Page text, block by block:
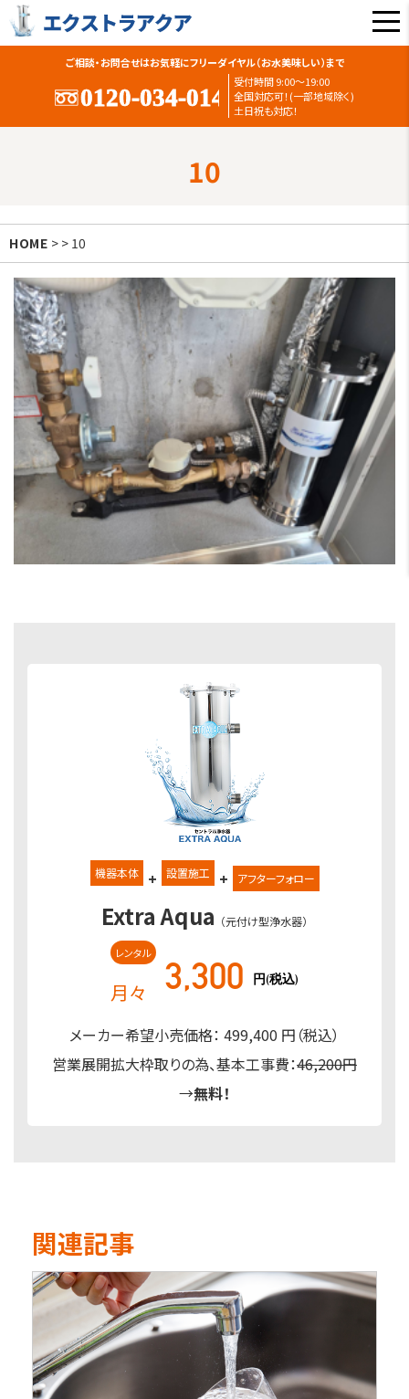
ご相談・お問合せはお気軽にフリーダイヤル（お水美味しい）まで
受付時間 9:00〜19:00
全国対応可！(一部地域除く)
土日祝も対応！
10
HOME > > 10
機器本体 + 設置施工 + アフターフォロー
Extra Aqua （元付け型浄水器）
レンタル
月々 3,300 円(税込)
メーカー希望小売価格： 499,400 円（税込）
営業展開拡大枠取りの為、基本工事費：46,200円
→無料！
関連記事